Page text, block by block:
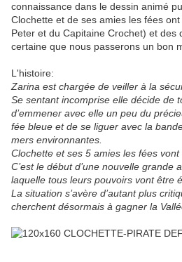
connaissance dans le dessin animé
Clochette et de ses amies les fées
Peter et du Capitaine Crochet) et des
certaine que nous passerons un bon
L'histoire:
Zarina est chargée de veiller à la
Se sentant incomprise elle décide de
d’emmener avec elle un peu du
fée bleue et de se liguer avec la
mers environnantes.
Clochette et ses 5 amies les fées
C’est le début d’une nouvelle grande
laquelle tous leurs pouvoirs vont être
La situation s’avère d’autant plus
cherchent désormais à gagner la